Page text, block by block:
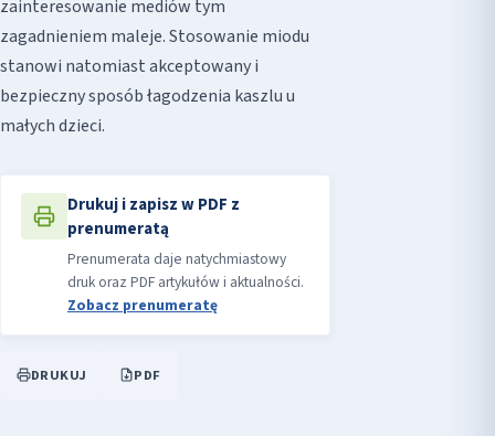
zainteresowanie mediów tym
zagadnieniem maleje. Stosowanie miodu
stanowi natomiast akceptowany i
bezpieczny sposób łagodzenia kaszlu u
małych dzieci.
Drukuj i zapisz w PDF z
prenumeratą
Prenumerata daje natychmiastowy
druk oraz PDF artykułów i aktualności.
Zobacz prenumeratę
DRUKUJ PDF